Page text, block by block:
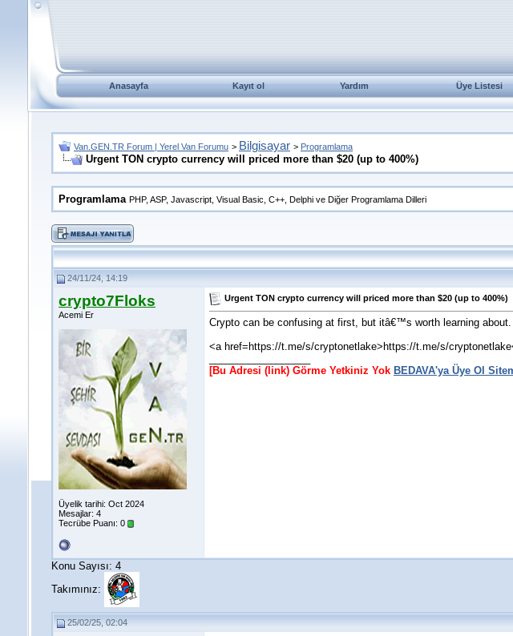
Anasayfa Kayıt ol Yardım Üye Listesi
Van.GEN.TR Forum | Yerel Van Forumu > Bilgisayar > Programlama
Urgent TON crypto currency will priced more than $20 (up to 400%)
Programlama PHP, ASP, Javascript, Visual Basic, C++, Delphi ve Diğer Programlama Dilleri
24/11/24, 14:19
crypto7Floks
Acemi Er
Üyelik tarihi: Oct 2024
Mesajlar: 4
Tecrübe Puanı: 0
Urgent TON crypto currency will priced more than $20 (up to 400%)
Crypto can be confusing at first, but itâ€™s worth learning about.
<a href=https://t.me/s/cryptonetlake>https://t.me/s/
[Bu Adresi (link) Görme Yetkiniz Yok BEDAVA'ya Üye Ol
Konu Sayısı: 4
Takımınız:
25/02/25, 02:04